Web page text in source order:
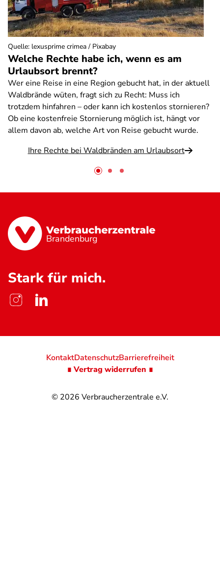
Welche Rechte habe ich, wenn es am
Urlaubsort brennt?
Wer eine Reise in eine Region gebucht hat, in der aktuell
Waldbrände wüten, fragt sich zu Recht: Muss ich
trotzdem hinfahren – oder kann ich kostenlos stornieren?
Ob eine kostenfreie Stornierung möglich ist, hängt vor
allem davon ab, welche Art von Reise gebucht wurde.
Ihre Rechte bei Waldbränden am Urlaubsort
Quelle: lexusprime crimea / Pixabay
Brandenburg
Stark für mich.
© 2026 Verbraucherzentrale e.V.
KontaktDatenschutzBarrierefreiheit
∎ Vertrag widerrufen ∎